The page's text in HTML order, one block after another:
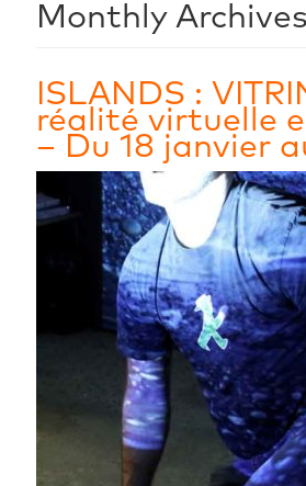
Monthly
ISLANDS :
réalité virtuelle
– Du 18 janvier